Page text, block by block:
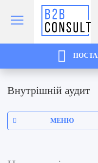
Внутрішній аудит
МЕНЮ